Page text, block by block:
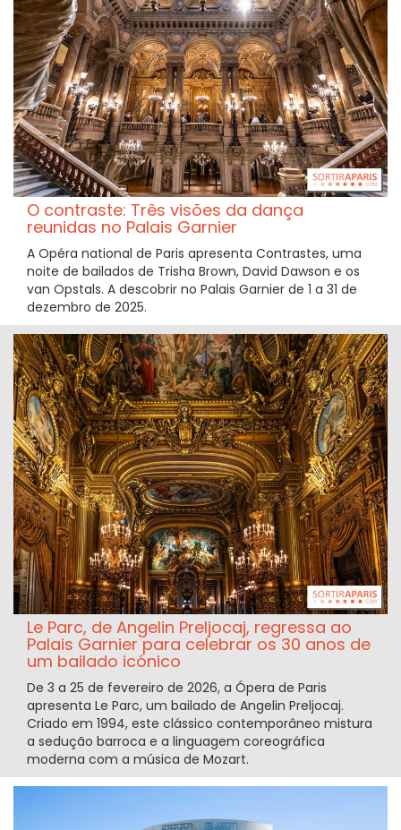
O contraste: Três visões da dança
reunidas no Palais Garnier
A Opéra national de Paris apresenta Contrastes, uma
noite de bailados de Trisha Brown, David Dawson e os
van Opstals. A descobrir no Palais Garnier de 1 a 31 de
dezembro de 2025.
Le Parc, de Angelin Preljocaj, regressa ao
Palais Garnier para celebrar os 30 anos de
um bailado icónico
De 3 a 25 de fevereiro de 2026, a Ópera de Paris
apresenta Le Parc, um bailado de Angelin Preljocaj.
Criado em 1994, este clássico contemporâneo mistura
a sedução barroca e a linguagem coreográfica
moderna com a música de Mozart.